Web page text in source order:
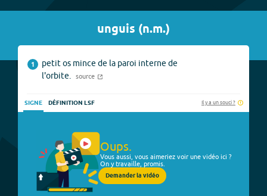
unguis (n.m.)
1
petit os mince de la paroi interne de
l'orbite.
source
SIGNE DÉFINITION LSF Il y a un souci ?
Oups.
Vous aussi, vous aimeriez voir une vidéo ici ?
On y travaille, promis.
Demander la vidéo